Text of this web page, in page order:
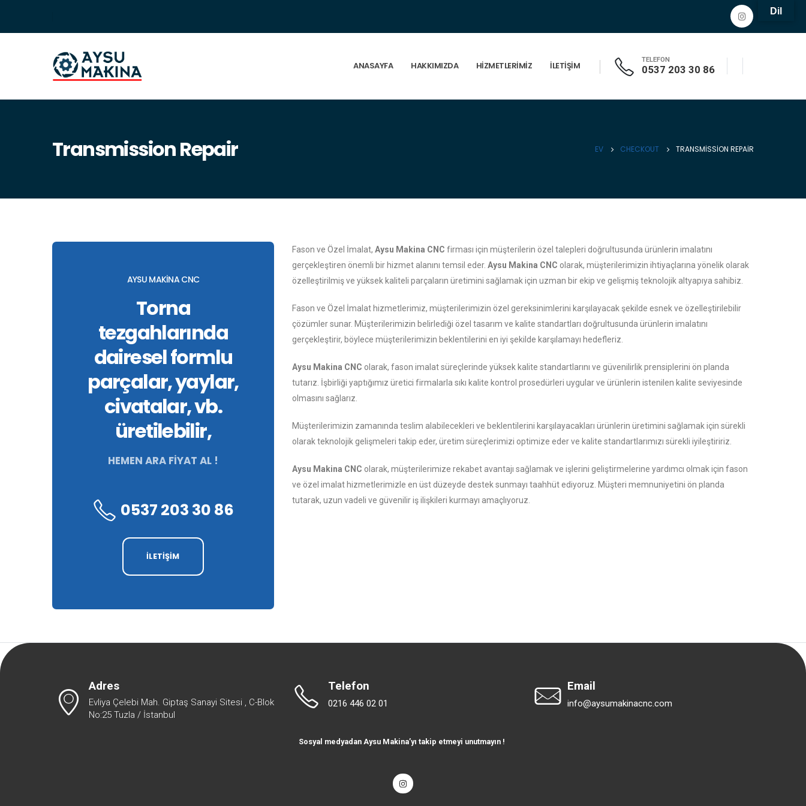
ANASAYFA HAKKIMIZDA HIZMETLERIMIZ İLETIŞIM
TELEFON
0537 203 30 86
Transmission Repair EV CHECKOUT TRANSMISSION REPAIR
Fason ve Özel İmalat, Aysu Makina CNC firması için müşterilerin özel talepleri doğrultusunda ürünlerin imalatını
gerçekleştiren önemli bir hizmet alanını temsil eder. Aysu Makina CNC olarak, müşterilerimizin ihtiyaçlarına yönelik olarak
özelleştirilmiş ve yüksek kaliteli parçaların üretimini sağlamak için uzman bir ekip ve gelişmiş teknolojik altyapıya sahibiz.
Fason ve Özel İmalat hizmetlerimiz, müşterilerimizin özel gereksinimlerini karşılayacak şekilde esnek ve özelleştirilebilir
çözümler sunar. Müşterilerimizin belirlediği özel tasarım ve kalite standartları doğrultusunda ürünlerin imalatını
gerçekleştirir, böylece müşterilerimizin beklentilerini en iyi şekilde karşılamayı hedefleriz.
Aysu Makina CNC olarak, fason imalat süreçlerinde yüksek kalite standartlarını ve güvenilirlik prensiplerini ön planda
tutarız. İşbirliği yaptığımız üretici firmalarla sıkı kalite kontrol prosedürleri uygular ve ürünlerin istenilen kalite seviyesinde
olmasını sağlarız.
Müşterilerimizin zamanında teslim alabilecekleri ve beklentilerini karşılayacakları ürünlerin üretimini sağlamak için sürekli
olarak teknolojik gelişmeleri takip eder, üretim süreçlerimizi optimize eder ve kalite standartlarımızı sürekli iyileştiririz.
Aysu Makina CNC olarak, müşterilerimize rekabet avantajı sağlamak ve işlerini geliştirmelerine yardımcı olmak için fason
ve özel imalat hizmetlerimizle en üst düzeyde destek sunmayı taahhüt ediyoruz. Müşteri memnuniyetini ön planda
tutarak, uzun vadeli ve güvenilir iş ilişkileri kurmayı amaçlıyoruz.
AYSU MAKİNA CNC
Torna
tezgahlarında
dairesel formlu
parçalar, yaylar,
civatalar, vb.
üretilebilir,
HEMEN ARA FİYAT AL !
0537 203 30 86
İLETİŞİM
Adres
Evliya Çelebi Mah. Giptaş Sanayi Sitesi , C-Blok
No:25 Tuzla / İstanbul
Telefon
0216 446 02 01
Sosyal medyadan Aysu Makina’yı takip etmeyi unutmayın !
Email
info@aysumakinacnc.com
Dil